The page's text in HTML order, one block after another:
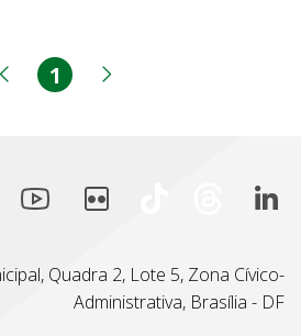
Página anterior
Página
1
Quadra 2, Lote 5, Zona Cívico-
Administrativa, Brasília - DF